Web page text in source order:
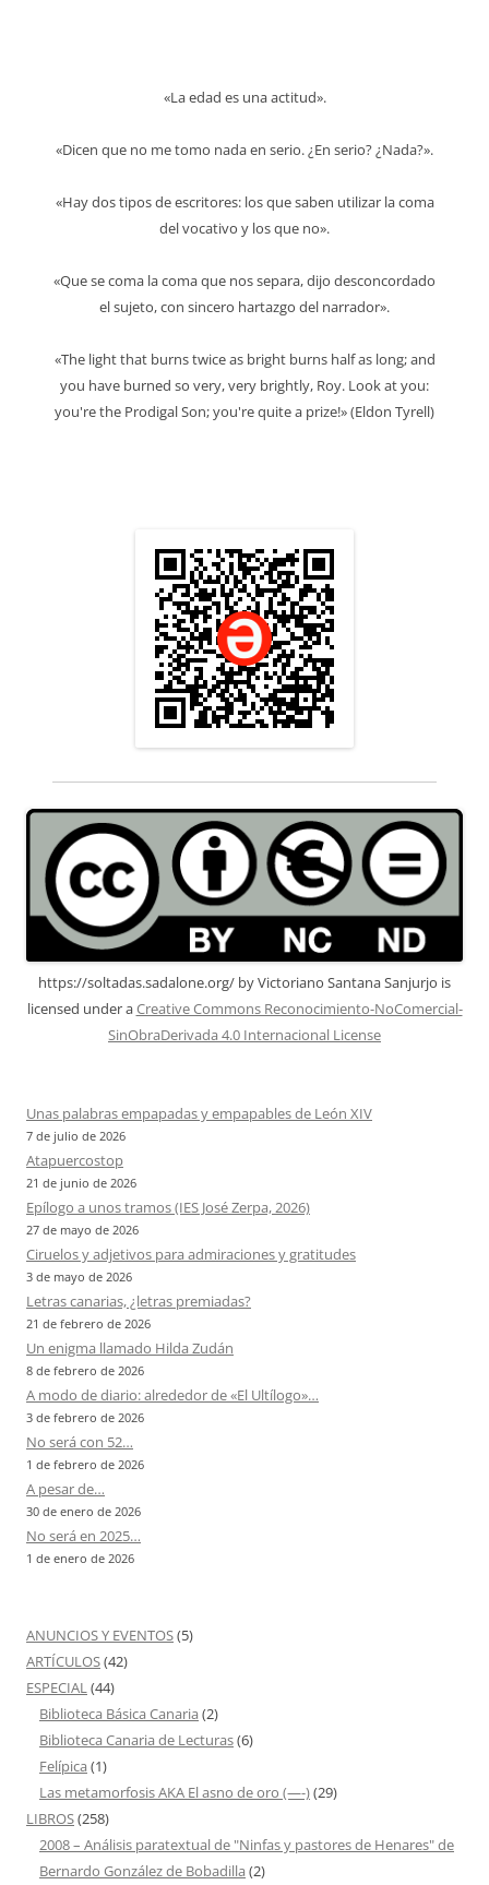
«La edad es una actitud».
«Dicen que no me tomo nada en serio. ¿En serio? ¿Nada?».
«Hay dos tipos de escritores: los que saben utilizar la coma
del vocativo y los que no».
«Que se coma la coma que nos separa, dijo desconcordado
el sujeto, con sincero hartazgo del narrador».
«The light that burns twice as bright burns half as long; and
you have burned so very, very brightly, Roy. Look at you:
you're the Prodigal Son; you're quite a prize!» (Eldon Tyrell)
https://soltadas.sadalone.org/ byVictoriano Santana Sanjurjo is
licensed under aCreative Commons Reconocimiento-NoComercial-
SinObraDerivada 4.0 Internacional License
Unas palabras empapadas y empapables de León XIV
7 de julio de 2026
Atapuercostop
21 de junio de 2026
Epílogo a unos tramos (IES José Zerpa, 2026)
27 de mayo de 2026
Ciruelos y adjetivos para admiraciones y gratitudes
3 de mayo de 2026
Letras canarias, ¿letras premiadas?
21 de febrero de 2026
Un enigma llamado Hilda Zudán
8 de febrero de 2026
A modo de diario: alrededor de «El Ultílogo»…
3 de febrero de 2026
No será con 52…
1 de febrero de 2026
A pesar de…
30 de enero de 2026
No será en 2025…
1 de enero de 2026
ANUNCIOS Y EVENTOS(5)
ARTÍCULOS(42)
ESPECIAL(44)
Biblioteca Básica Canaria (2)
Biblioteca Canaria de Lecturas(6)
Felípica (1)
Las metamorfosis AKA El asno de oro (—-)(29)
LIBROS(258)
2008 – Análisis paratextual de "Ninfas y pastores de Henares" de
Bernardo González de Bobadilla (2)